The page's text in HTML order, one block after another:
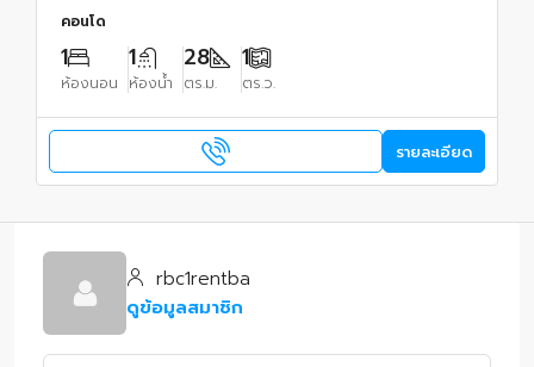
คอนโด
1
ห้องนอน
1
ห้องน้ำ
28
ตร.ม.
1
ตร.ว.
รายละเอียด
rbc1rentba
ดูข้อมูลสมาชิก